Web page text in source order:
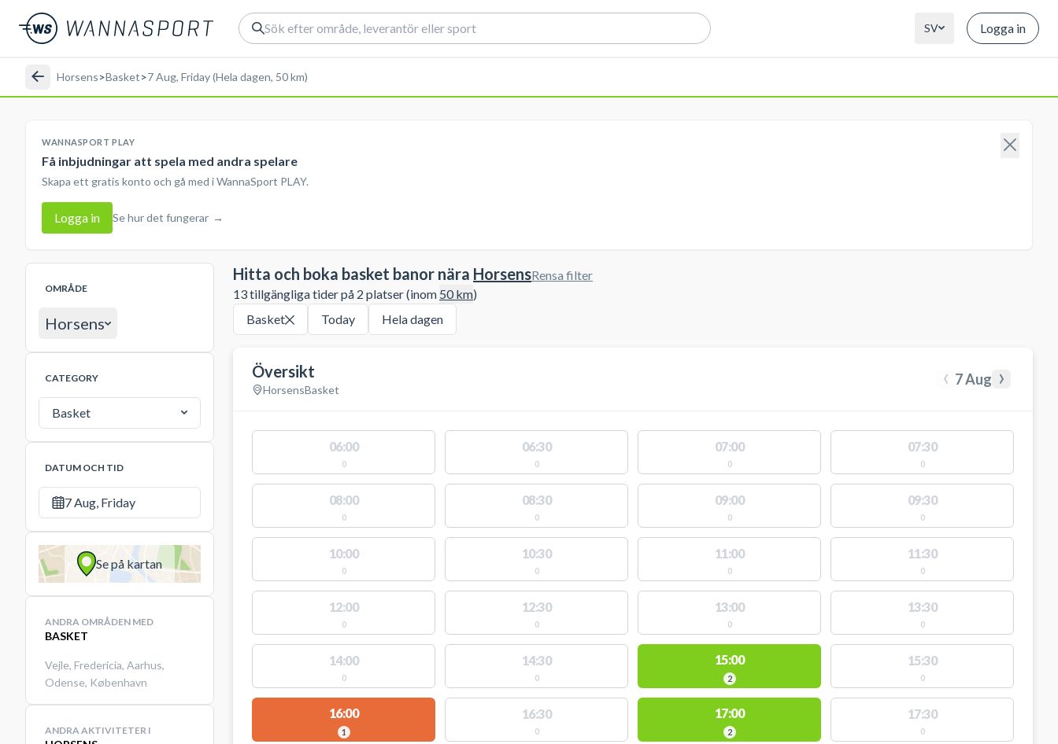
SV Logga in
Horsens>Basket>7 Aug, Friday (Hela dagen, 50 km)
WANNASPORT PLAY
Få inbjudningar att spela med andra spelare
Skapa ett gratis konto och gå med i WannaSport PLAY.
Logga in Se hur det fungerar →
OMRÅDE
Horsens
CATEGORY
Basket
DATUM OCH TID
7 Aug, Friday
Se på kartan
ANDRA OMRÅDEN MED
BASKET
Vejle, Fredericia, Aarhus,
Odense, København
ANDRA AKTIVITETER I
Hitta och boka basket banor nära Horsens
13 tillgängliga tider på 2 platser (inom 50km)
Rensa filter
Basket Today Hela dagen
Översikt
HorsensBasket ‹ 7 Aug ›
06:00
0
06:30
0
07:00
0
07:30
0
08:00
0
08:30
0
09:00
0
09:30
0
10:00
0
10:30
0
11:00
0
11:30
0
12:00
0
12:30
0
13:00
0
13:30
0
14:00
0
14:30
0
15:00
2
15:30
0
16:00
1
16:30
0
17:00
2
17:30
0